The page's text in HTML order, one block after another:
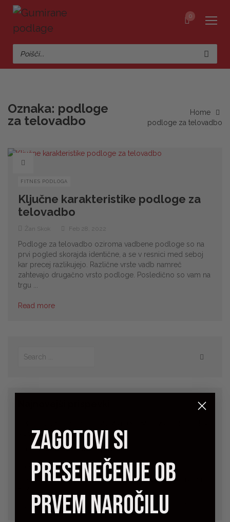
0
Oznaka: podloge
za telovadbo
Home
podloge za telovadbo
FITNES PODLOGA
Ključne karakteristike podloge za
telovadbo
Žan Skok Feb 28, 2022
Podloge za telovadbo oziroma vadbene podloge so na
prvi pogled skorajda identične, a se v resnici med seboj
kar precej razlikujejo. Različne vrste vadb namreč
zahtevajo drugačno vrsto podloge. Posledično so vam na
trgu ...
Read more
Vodič za izbiro in prednosti
Umetna trava za športne površine
Ključne karakteristike podloge za telovadbo
Kje vse je lahko dobrodošla visokokakovostna guma za
Katero gumirano podlago izbrati za domači fitnes?
zagotovi si
presenečenje ob
prvem naročilu